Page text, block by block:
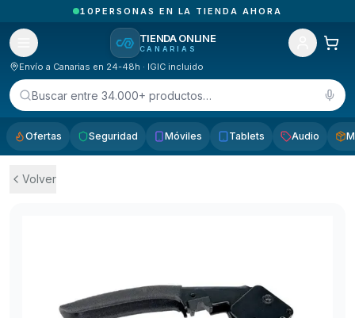
PEDIDOS RECIBIDOS HOY EN CANARIAS
TIENDA ONLINE
CANARIAS
Envío a Canarias en 24-48h · IGIC incluido
Buscar entre 34.000+ productos…
Ofertas Seguridad Móviles Tablets Audio
Volver